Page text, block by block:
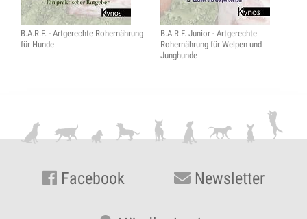
B.A.R.F. - Artgerechte Rohernährung
für Hunde
B.A.R.F. Junior - Artgerechte
Rohernährung für Welpen und
Junghunde
Facebook Newsletter